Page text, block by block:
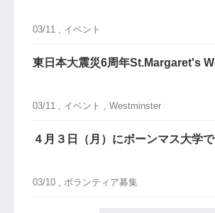
03/11 , イベント
東日本大震災6周年St.Margaret's
03/11 , イベント , Westminster
４月３日（月）にボーンマス大学
03/10 , ボランティア募集